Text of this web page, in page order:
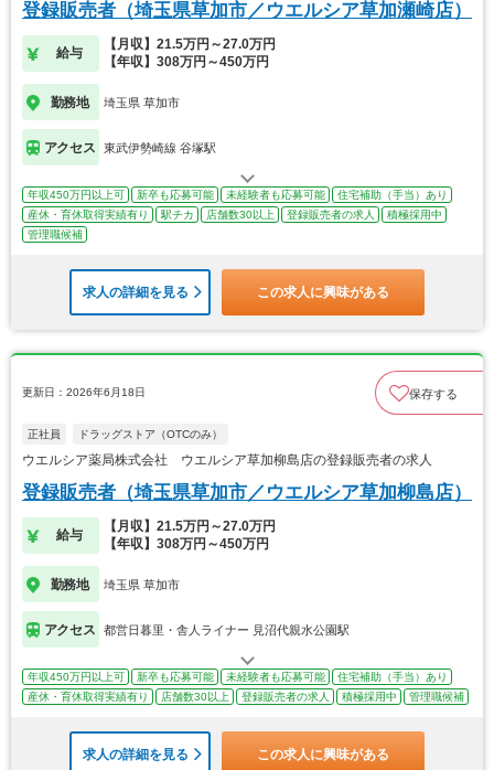
登録販売者（埼玉県草加市／ウエルシア草加瀬崎店）
給与
【月収】21.5万円～27.0万円
【年収】308万円～450万円
勤務地 埼玉県 草加市
アクセス 東武伊勢崎線 谷塚駅
年収450万円以上可 新卒も応募可能 未経験者も応募可能
住宅補助（手当）あり
産休・育休取得実績有り
駅チカ 店舗数30以上 登録販売者の求人
積極採用中
管理職候補
求人の詳細を見る この求人に興味がある
更新日：2026年6月18日 保存する
正社員 ドラッグストア（OTCのみ）
ウエルシア薬局株式会社 ウエルシア草加柳島店の登録販売者の求人
登録販売者（埼玉県草加市／ウエルシア草加柳島店）
給与
【月収】21.5万円～27.0万円
【年収】308万円～450万円
勤務地 埼玉県 草加市
アクセス 都営日暮里・舎人ライナー 見沼代親水公園駅
年収450万円以上可 新卒も応募可能 未経験者も応募可能
住宅補助（手当）あり
産休・育休取得実績有り
店舗数30以上 登録販売者の求人 積極採用中 管理職候補
求人の詳細を見る この求人に興味がある